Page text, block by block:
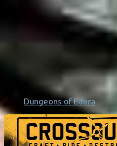
Dungeons of Edera